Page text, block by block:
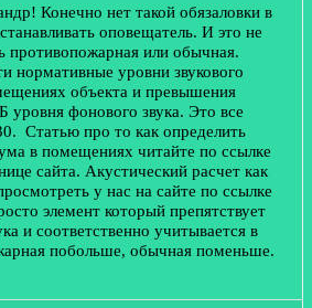
Конечно нет такой обязаловки в
оповещатель. И это не
противопожарная или обычная.
нормативные уровни звукового
объекта и превышения
фонового звука. Это все
Статью про то как определить
в помещениях читайте по ссылке
сайта. Акустический расчет как
у нас на сайте по ссылке
элемент который препятствует
и соответственно учитывается в
побольше, обычная поменьше.